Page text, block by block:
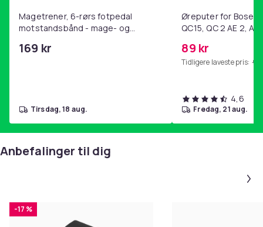
Magetrener, 6-rørs fotpedal
motstandsbånd - mage- og
hjemmegymnastikk Purple
169 kr
tirsdag, 18 aug.
Øreputer for Bose
QC15, QC 2 AE 2, AE
89 kr
Tidligere laveste pris: 99
4,6
fredag, 21 aug.
Anbefalinger til dig
-17 %